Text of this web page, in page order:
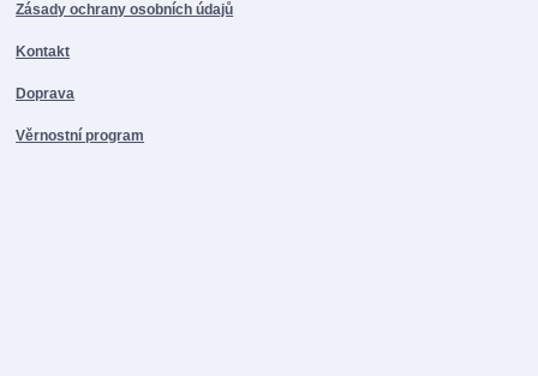
Zásady ochrany osobních údajů
Kontakt
Doprava
Věrnostní program